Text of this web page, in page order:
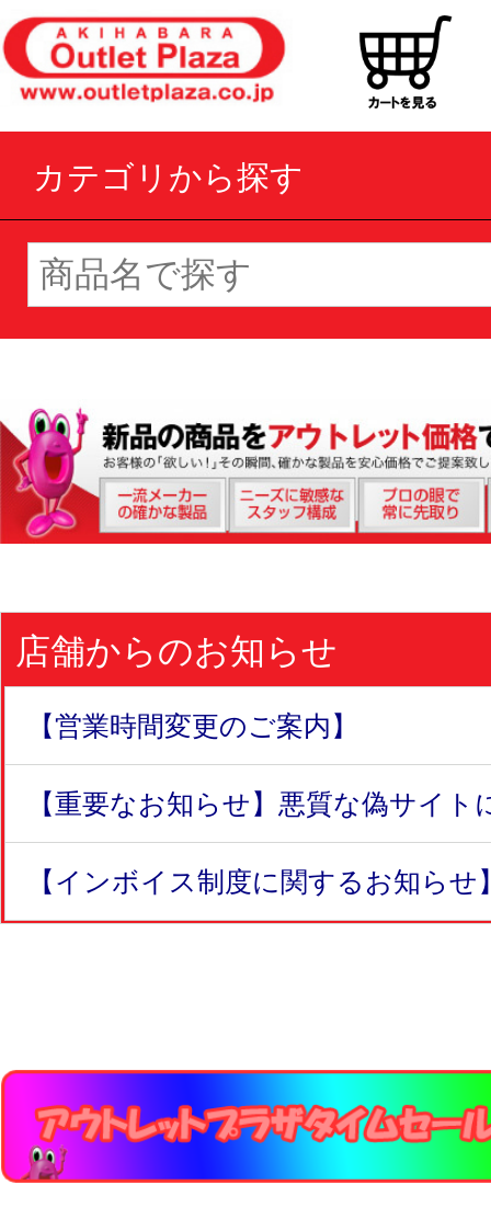
カテゴリから探す
店舗からのお知らせ
【営業時間変更のご案内】
【重要なお知らせ】悪質な偽サイト
【インボイス制度に関するお知らせ